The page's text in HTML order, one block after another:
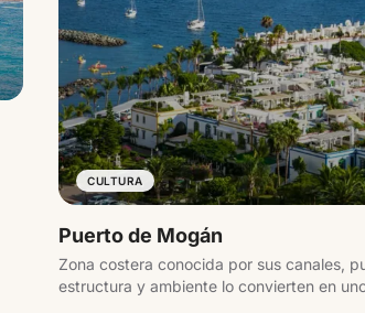
CULTURA
Puerto de Mogán
Zona costera conocida por sus canales,
estructura y ambiente lo convierten en